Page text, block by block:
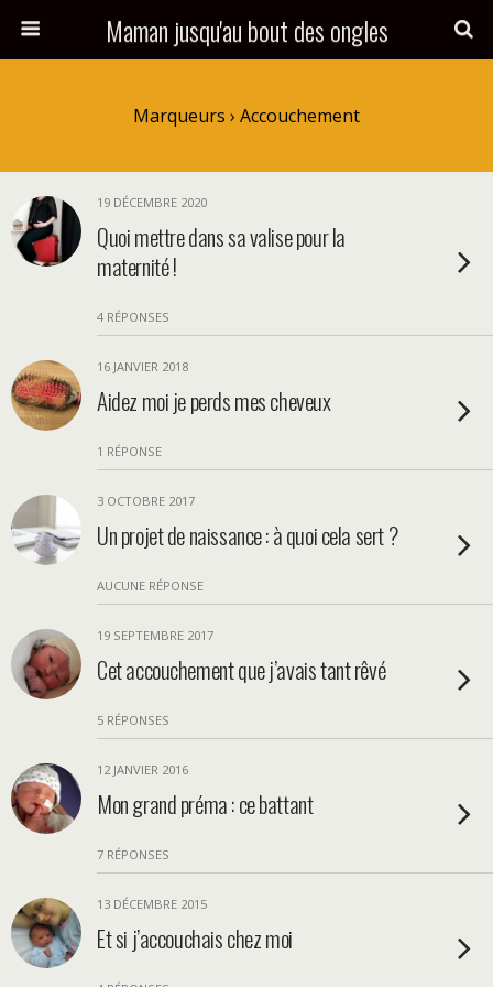
Maman jusqu'au bout des ongles
Marqueurs › Accouchement
19 DÉCEMBRE 2020
Quoi mettre dans sa valise pour la
maternité !
4 RÉPONSES
16 JANVIER 2018
Aidez moi je perds mes cheveux
1 RÉPONSE
3 OCTOBRE 2017
Un projet de naissance : à quoi cela sert ?
AUCUNE RÉPONSE
19 SEPTEMBRE 2017
Cet accouchement que j’avais tant rêvé
5 RÉPONSES
12 JANVIER 2016
Mon grand préma : ce battant
7 RÉPONSES
13 DÉCEMBRE 2015
Et si j’accouchais chez moi